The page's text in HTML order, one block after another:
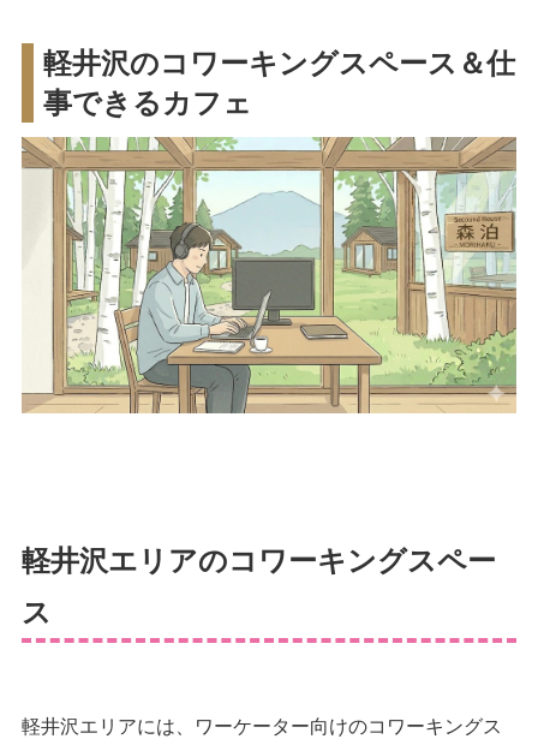
軽井沢のコワーキングスペース＆仕
事できるカフェ
軽井沢エリアのコワーキングスペー
ス
軽井沢エリアには、ワーケーター向けのコワーキングス